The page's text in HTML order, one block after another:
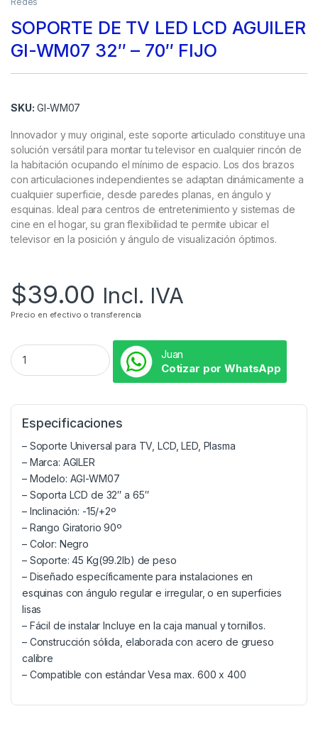
SOPORTE DE TV LED LCD AGUILER
GI-WM07 32″ – 70″ FIJO
SKU: GI-WM07
Innovador y muy original, este soporte articulado constituye una
solución versátil para montar tu televisor en cualquier rincón de
la habitación ocupando el mínimo de espacio. Los dos brazos
con articulaciones independientes se adaptan dinámicamente a
cualquier superficie, desde paredes planas, en ángulo y
esquinas. Ideal para centros de entretenimiento y sistemas de
cine en el hogar, su gran flexibilidad te permite ubicar el
televisor en la posición y ángulo de visualización óptimos.
$39.00 Incl. IVA
Precio en efectivo o transferencia
Juan
Cotizar por WhatsApp
Especificaciones
– Soporte Universal para TV, LCD, LED, Plasma
– Marca: AGILER
– Modelo: AGI-WM07
– Soporta LCD de 32″ a 65″
– Inclinación: -15/+2º
– Rango Giratorio 90º
– Color: Negro
– Soporte: 45 Kg(99.2lb) de peso
– Diseñado específicamente para instalaciones en
esquinas con ángulo regular e irregular, o en superficies
lisas
– Fácil de instalar Incluye en la caja manual y tornillos.
– Construcción sólida, elaborada con acero de grueso
calibre
– Compatible con estándar Vesa max. 600 x 400